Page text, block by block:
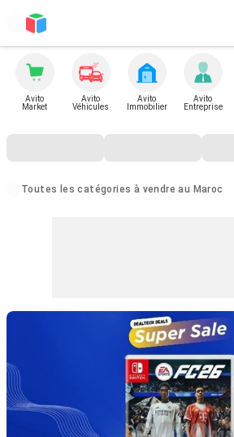
Avito
Market
Avito
Véhicules
Avito
Immobilier
Avito
Entreprise
Toutes les catégories à vendre au Maroc